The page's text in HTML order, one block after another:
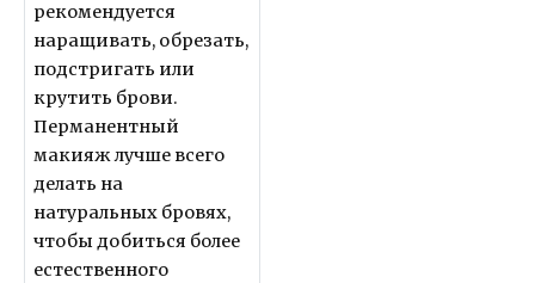
рекомендуется
наращивать, обрезать,
подстригать или
крутить брови.
Перманентный
макияж лучше всего
делать на
натуральных бровях,
чтобы добиться более
естественного